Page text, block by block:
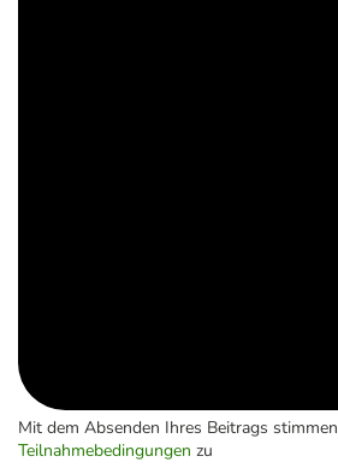
Mit dem Absenden Ihres Beitrags
Teilnahmebedingungen zu